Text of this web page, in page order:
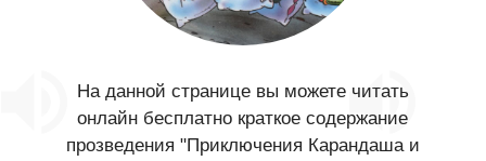
На данной странице вы можете читать
онлайн бесплатно краткое содержание
прозведения "Приключения Карандаша и